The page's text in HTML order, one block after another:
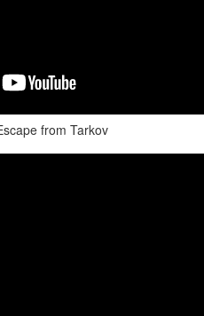
from Tarkov